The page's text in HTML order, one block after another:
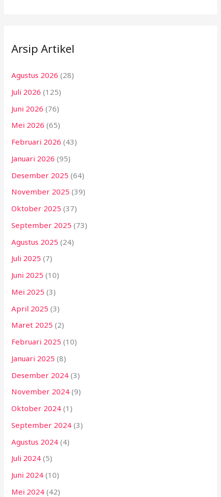
Arsip Artikel
Agustus 2026 (28)
Juli 2026 (125)
Juni 2026 (76)
Mei 2026 (65)
Februari 2026 (43)
Januari 2026 (95)
Desember 2025 (64)
November 2025 (39)
Oktober 2025 (37)
September 2025 (73)
Agustus 2025 (24)
Juli 2025 (7)
Juni 2025 (10)
Mei 2025 (3)
April 2025 (3)
Maret 2025 (2)
Februari 2025 (10)
Januari 2025 (8)
Desember 2024 (3)
November 2024 (9)
Oktober 2024 (1)
September 2024 (3)
Agustus 2024 (4)
Juli 2024 (5)
Juni 2024 (10)
Mei 2024 (42)